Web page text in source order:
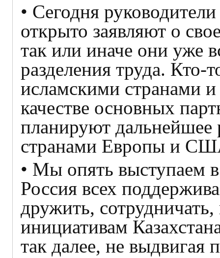
• Сегодня
открыто заявляют о
так или иначе они уже
разделения труда. Кто-
исламскими странами
качестве основных
планируют дальнейшее
странами Европы и
• Мы опять выступаем
Россия всех
дружить,
инициативам
так далее, не выдвигая